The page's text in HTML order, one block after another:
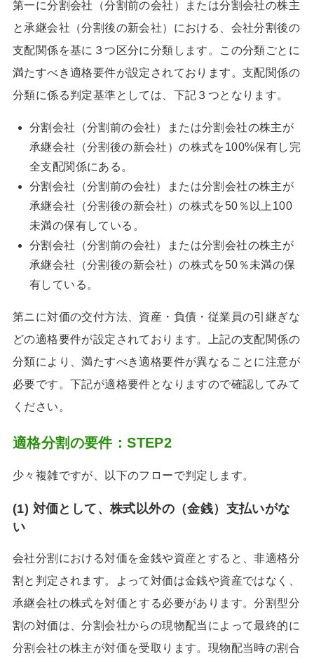
第一に分割会社（分割前の会社）または分割会社の株主
と承継会社（分割後の新会社）における、会社分割後の
支配関係を基に３つ区分に分類します。この分類ごとに
満たすべき適格要件が設定されております。支配関係の
分類に係る判定基準としては、下記３つとなります。
分割会社（分割前の会社）または分割会社の株主が
承継会社（分割後の新会社）の株式を100%保有し完
全支配関係にある。
分割会社（分割前の会社）または分割会社の株主が
承継会社（分割後の新会社）の株式を50％以上100
未満の保有している。
分割会社（分割前の会社）または分割会社の株主が
承継会社（分割後の新会社）の株式を50％未満の保
有している。
第ニに対価の交付方法、資産・負債・従業員の引継ぎな
どの適格要件が設定されております。上記の支配関係の
分類により、満たすべき適格要件が異なることに注意が
必要です。下記が適格要件となりますので確認してみて
ください。
適格分割の要件：STEP2
少々複雑ですが、以下のフローで判定します。
(1) 対価として、株式以外の（金銭）支払いがな
い
会社分割における対価を金銭や資産とすると、非適格分
割と判定されます。よって対価は金銭や資産ではなく、
承継会社の株式を対価とする必要があります。分割型分
割の対価は、分割会社からの現物配当によって最終的に
分割会社の株主が対価を受取ります。現物配当時の割合